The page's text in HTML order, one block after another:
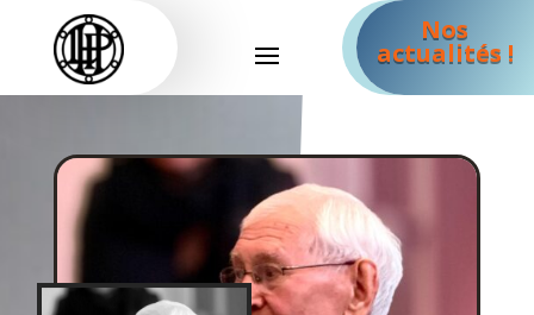
Nos
actualités !